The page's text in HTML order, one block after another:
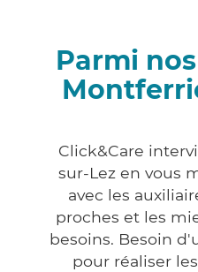
Parmi
Click&Care
sur-Lez en vous
avec les
proches et les
besoins. Besoin
pour réaliser